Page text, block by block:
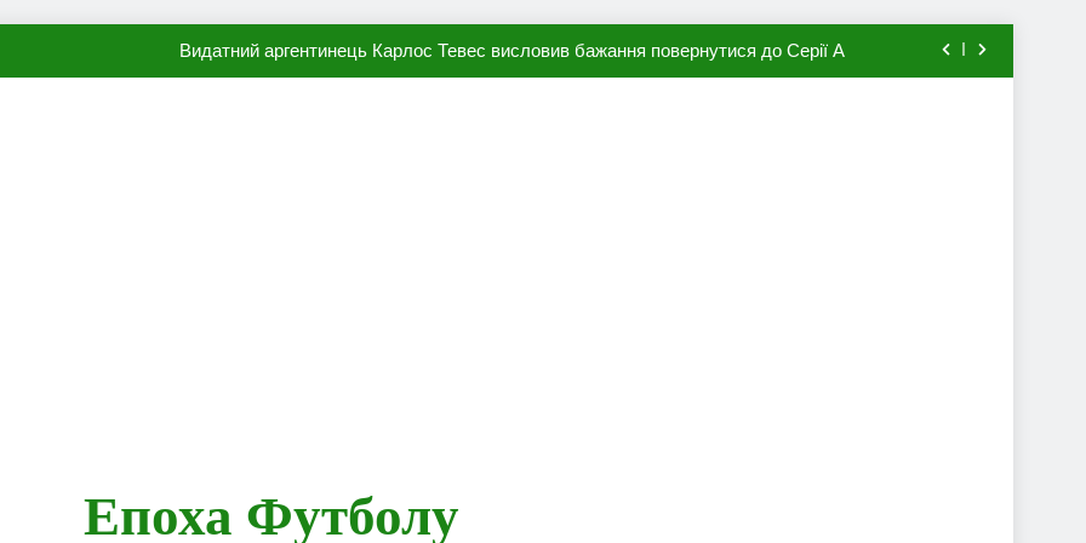
Видатний аргентинець Карлос Тевес висловив бажання повернутися до Серії А
Епоха Футболу